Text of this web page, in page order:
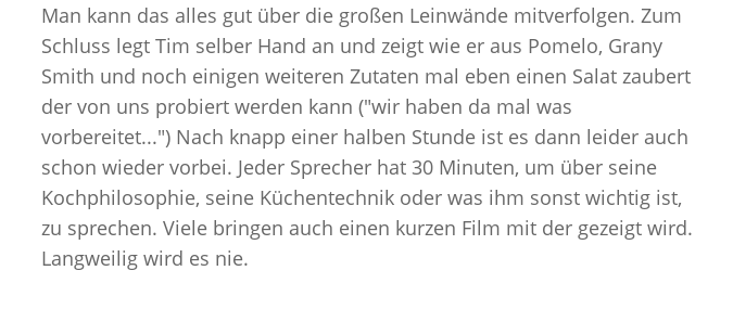
Man kann das alles gut über die großen Leinwände mitverfolgen. Zum
Schluss legt Tim selber Hand an und zeigt wie er aus Pomelo, Grany
Smith und noch einigen weiteren Zutaten mal eben einen Salat zaubert
der von uns probiert werden kann ("wir haben da mal was
vorbereitet...") Nach knapp einer halben Stunde ist es dann leider auch
schon wieder vorbei. Jeder Sprecher hat 30 Minuten, um über seine
Kochphilosophie, seine Küchentechnik oder was ihm sonst wichtig ist,
zu sprechen. Viele bringen auch einen kurzen Film mit der gezeigt wird.
Langweilig wird es nie.